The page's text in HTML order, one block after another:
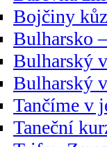
Bojčiny
Bulharsko
Bulharský
Bulharský
Tančíme v
Taneční